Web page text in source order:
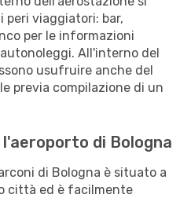
peri viaggiatori: bar,
per le informazioni
All'interno del
usufruire anche del
previa compilazione di un
di Bologna
di Bologna è situato a
città ed è facilmente